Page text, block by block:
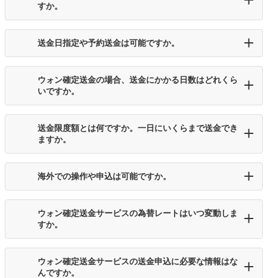
すか。
送金日指定や予約送金は可能ですか。
ウォン確定送金の場合、送金にかかる日数はどれくら
いですか。
送金限度額とは何ですか。一日にいくらまで送金でき
ますか。
海外での操作や申込は可能ですか。
ウォン確定送金サービスの為替レートはいつ変動しま
すか。
ウォン確定送金サービスの送金申込に必要な情報はな
んですか。